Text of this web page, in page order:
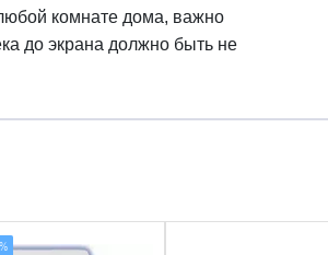
комнате дома, важно
до экрана должно быть не